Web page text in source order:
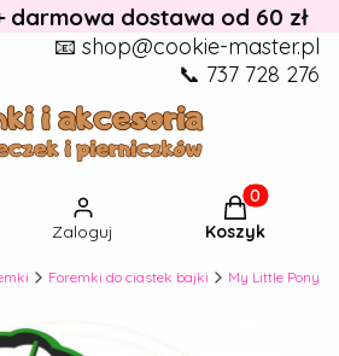
darmowa dostawa od 60 zł
📧 shop@cookie-master.pl
📞 737 728 276
Zaloguj
Produkty w
Koszyk
Foremki do ciastek bajki My Little Pony